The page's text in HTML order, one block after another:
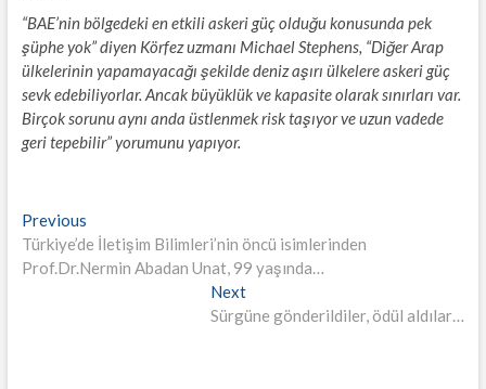
“BAE’nin bölgedeki en etkili askeri güç olduğu konusunda pek
şüphe yok” diyen Körfez uzmanı Michael Stephens, “Diğer Arap
ülkelerinin yapamayacağı şekilde deniz aşırı ülkelere askeri güç
sevk edebiliyorlar. Ancak büyüklük ve kapasite olarak sınırları var.
Birçok sorunu aynı anda üstlenmek risk taşıyor ve uzun vadede
geri tepebilir” yorumunu yapıyor.
Yazı
gezinmesi
PreviousPrevious
post:
Türkiye’de İletişim Bilimleri’nin öncü isimlerinden
Prof.Dr.Nermin Abadan Unat, 99 yaşında…
NextNext
post:
Sürgüne gönderildiler, ödül aldılar…